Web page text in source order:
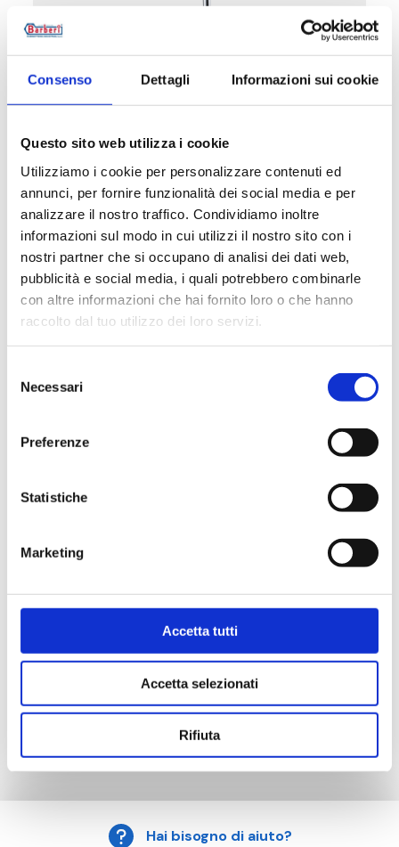
Consenso Dettagli Informazioni sui cookie
Questo sito web utilizza i cookie
Utilizziamo i cookie per personalizzare contenuti ed
annunci, per fornire funzionalità dei social media e per
analizzare il nostro traffico. Condividiamo inoltre
informazioni sul modo in cui utilizzi il nostro sito con i
nostri partner che si occupano di analisi dei dati web,
pubblicità e social media, i quali potrebbero combinarle
con altre informazioni che hai fornito loro o che hanno
raccolto dal tuo utilizzo dei loro servizi.
delNecessari
Preferenze
Statistiche
Marketing
Accetta tutti
Accetta selezionati
Rifiuta
rame, plastica, multistrato. Interasse
Vedi i prodotti di questa categoria
rame, plastica, multistrato. Interasse
Hai bisogno di aiuto?